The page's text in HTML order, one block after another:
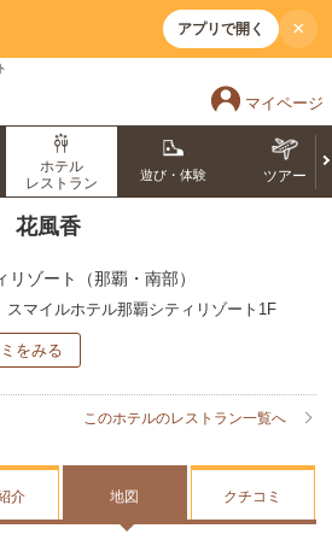
アプリで開く ×
マイページ
ホテル
レストラン
遊び・体験 ツアー
花風香
ゾート（那覇・南部）
マイルホテル那覇シティリゾート1F
をみる
このホテルのレストラン一覧へ
介 地図 クチコミ